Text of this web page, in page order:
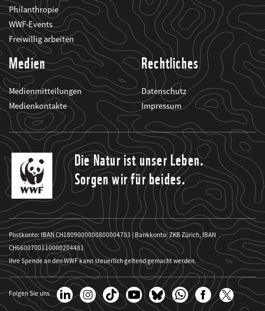
Philanthropie
WWF-Events
Freiwillig arbeiten
Medien
Medienmitteilungen
Medienkontakte
Rechtliches
Datenschutz
Impressum
Die Natur ist unser Leben.
Sorgen wir für beides.
Postkonto: IBAN CH1809000000800004703 | Bankkonto: ZKB Zürich, IBAN
CH6600700110000204481
Ihre Spende an den WWF kann steuerlich geltend gemacht werden.
Folgen Sie uns